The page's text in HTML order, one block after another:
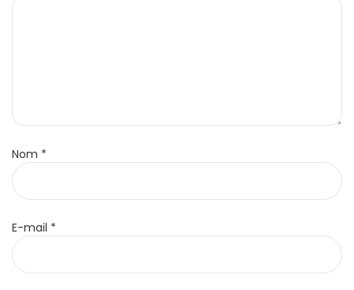
Nom *
E-mail *